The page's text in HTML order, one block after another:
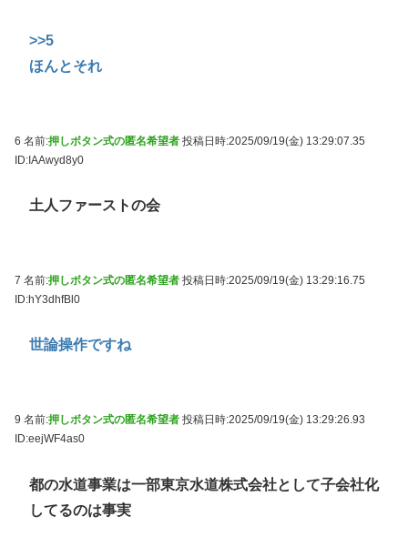
>>5
ほんとそれ
6 名前:押しボタン式の匿名希望者 投稿日時:2025/09/19(金) 13:29:07.35
ID:IAAwyd8y0
土人ファーストの会
7 名前:押しボタン式の匿名希望者 投稿日時:2025/09/19(金) 13:29:16.75
ID:hY3dhfBl0
世論操作ですね
9 名前:押しボタン式の匿名希望者 投稿日時:2025/09/19(金) 13:29:26.93
ID:eejWF4as0
都の水道事業は一部東京水道株式会社として子会社化
してるのは事実